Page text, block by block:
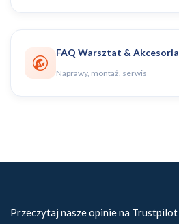
FAQ Warsztat & Akcesoria
Naprawy, montaż, serwis
Przeczytaj nasze opinie na Trustpilot